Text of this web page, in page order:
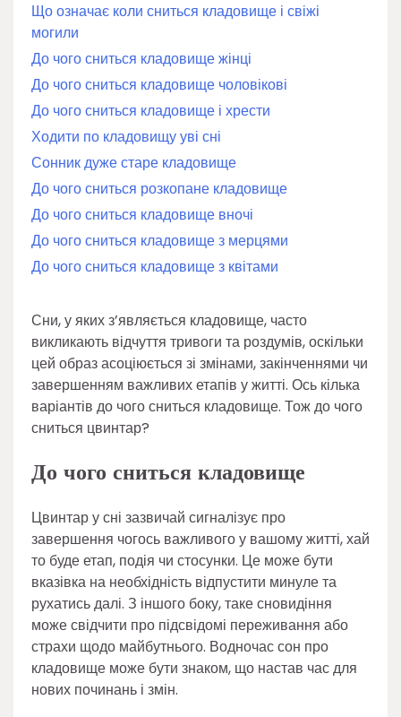
Що означає коли сниться кладовище і свіжі
могили
До чого сниться кладовище жінці
До чого сниться кладовище чоловікові
До чого сниться кладовище і хрести
Ходити по кладовищу уві сні
Сонник дуже старе кладовище
До чого сниться розкопане кладовище
До чого сниться кладовище вночі
До чого сниться кладовище з мерцями
До чого сниться кладовище з квітами
Сни, у яких з’являється кладовище, часто
викликають відчуття тривоги та роздумів, оскільки
цей образ асоціюється зі змінами, закінченнями чи
завершенням важливих етапів у житті. Ось кілька
варіантів до чого сниться кладовище. Тож до чого
сниться цвинтар?
До чого сниться кладовище
Цвинтар у сні зазвичай сигналізує про
завершення чогось важливого у вашому житті, хай
то буде етап, подія чи стосунки. Це може бути
вказівка на необхідність відпустити минуле та
рухатись далі. З іншого боку, таке сновидіння
може свідчити про підсвідомі переживання або
страхи щодо майбутнього. Водночас сон про
кладовище може бути знаком, що настав час для
нових починань і змін.